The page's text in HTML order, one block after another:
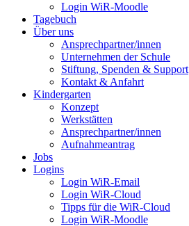
Login WiR-Moodle
Tagebuch
Über uns
Ansprechpartner/innen
Unternehmen der Schule
Stiftung, Spenden & Support
Kontakt & Anfahrt
Kindergarten
Konzept
Werkstätten
Ansprechpartner/innen
Aufnahmeantrag
Jobs
Logins
Login WiR-Email
Login WiR-Cloud
Tipps für die WiR-Cloud
Login WiR-Moodle